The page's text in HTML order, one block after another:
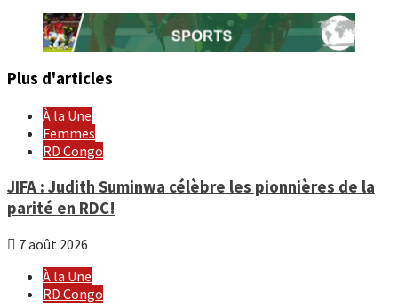
Plus d'articles
À la Une
Femmes
RD Congo
JIFA : Judith Suminwa célèbre les pionnières de la
parité en RDC!
7 août 2026
À la Une
RD Congo